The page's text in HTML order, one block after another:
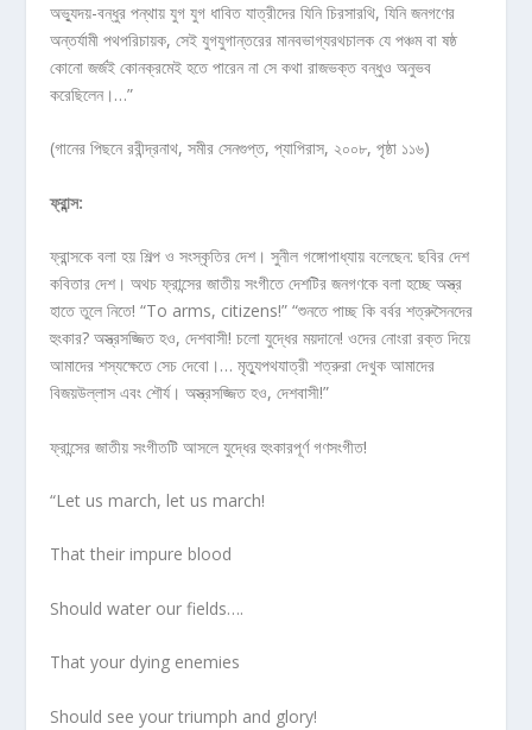
অভ্যুদয়-বন্ধুর পন্থায় যুগ যুগ ধাবিত যাত্রীদের যিনি চিরসারথি, যিনি জনগণের
অন্তর্যামী পথপরিচায়ক, সেই যুগযুগান্তরের মানবভাগ্যরথচালক যে পঞ্চম বা ষষ্ঠ
কোনো জর্জই কোনক্রমেই হতে পারেন না সে কথা রাজভক্ত বন্ধুও অনুভব
করেছিলেন।…”
(গানের পিছনে রবীন্দ্রনাথ, সমীর সেনগুপ্ত, প্যাপিরাস, ২০০৮, পৃষ্ঠা ১১৬)
ফ্রান্স:
ফ্রান্সকে বলা হয় শিল্প ও সংস্কৃতির দেশ। সুনীল গঙ্গোপাধ্যায় বলেছেন: ছবির দেশ
কবিতার দেশ। অথচ ফ্রান্সের জাতীয় সংগীতে দেশটির জনগণকে বলা হচ্ছে অস্ত্র
হাতে তুলে নিতে! “To arms, citizens!” “শুনতে পাচ্ছ কি বর্বর শত্রুসৈনদের
হুংকার? অস্ত্রসজ্জিত হও, দেশবাসী! চলো যুদ্ধের ময়দানে! ওদের নোংরা রক্ত দিয়ে
আমাদের শস্যক্ষেতে সেচ দেবো।… মৃত্যুপথযাত্রী শত্রুরা দেখুক আমাদের
বিজয়উল্লাস এবং শৌর্য। অস্ত্রসজ্জিত হও, দেশবাসী!”
ফ্রান্সের জাতীয় সংগীতটি আসলে যুদ্ধের হুংকারপূর্ণ গণসংগীত!
“Let us march, let us march!
That their impure blood
Should water our fields….
That your dying enemies
Should see your triumph and glory!